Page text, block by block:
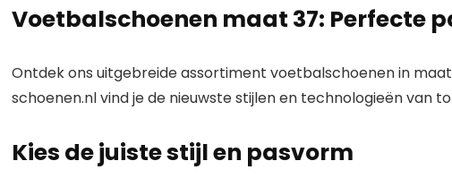
Voetbalschoenen maat 37: Perfecte
Ontdek ons uitgebreide assortiment voetbalschoenen in
schoenen.nl vind je de nieuwste stijlen en technologieën van
Kies de juiste stijl en pasvorm